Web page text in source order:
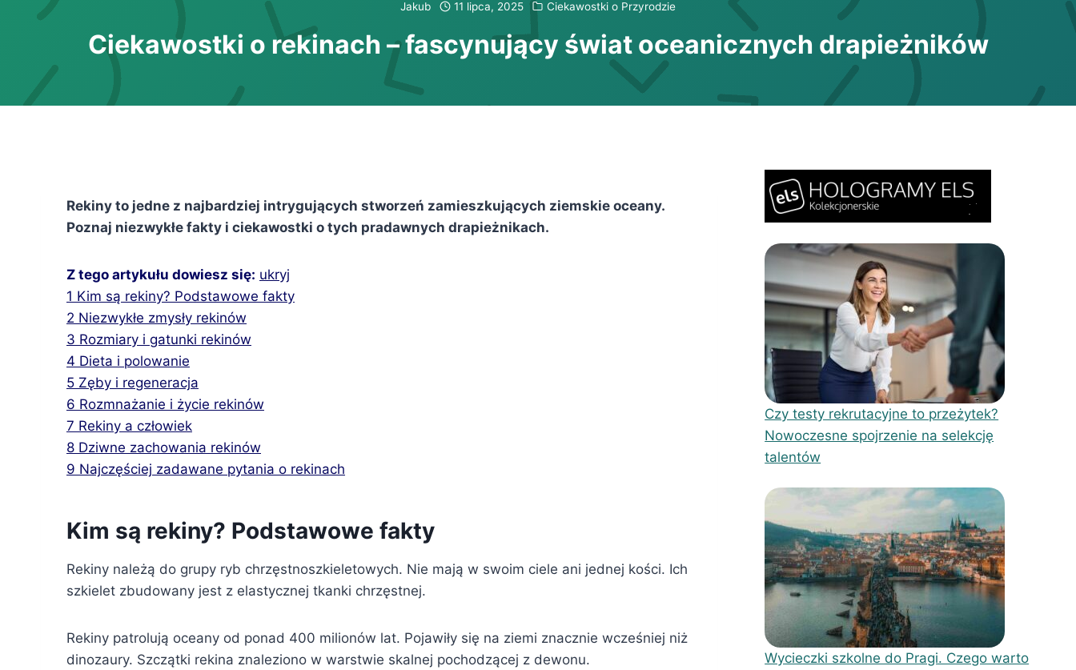
Jakub 11 lipca, 2025 Ciekawostki o Przyrodzie
Ciekawostki o rekinach – fascynujący świat oceanicznych drapieżników
Rekiny to jedne z najbardziej intrygujących stworzeń zamieszkujących ziemskie oceany.
Poznaj niezwykłe fakty i ciekawostki o tych pradawnych drapieżnikach.
Z tego artykułu dowiesz się: ukryj
1 Kim są rekiny? Podstawowe fakty
2 Niezwykłe zmysły rekinów
3 Rozmiary i gatunki rekinów
4 Dieta i polowanie
5 Zęby i regeneracja
6 Rozmnażanie i życie rekinów
7 Rekiny a człowiek
8 Dziwne zachowania rekinów
9 Najczęściej zadawane pytania o rekinach
Kim są rekiny? Podstawowe fakty
Rekiny należą do grupy ryb chrzęstnoszkieletowych. Nie mają w swoim ciele ani jednej kości. Ich
szkielet zbudowany jest z elastycznej tkanki chrzęstnej.
Rekiny patrolują oceany od ponad 400 milionów lat. Pojawiły się na ziemi znacznie wcześniej niż
dinozaury. Szczątki rekina znaleziono w warstwie skalnej pochodzącej z dewonu.
Czy testy rekrutacyjne to przeżytek?
Nowoczesne spojrzenie na selekcję
talentów
Wycieczki szkolne do Pragi. Czego warto